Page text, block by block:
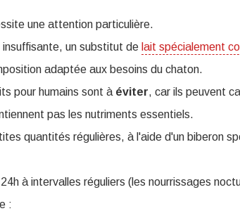
une attention particulière.
un substitut de lait spécialement
adaptée aux besoins du chaton.
pour humains sont à éviter, car ils peuvent
pas les nutriments essentiels.
quantités régulières, à l'aide d'un biberon
à intervalles réguliers (les nourrissages
: